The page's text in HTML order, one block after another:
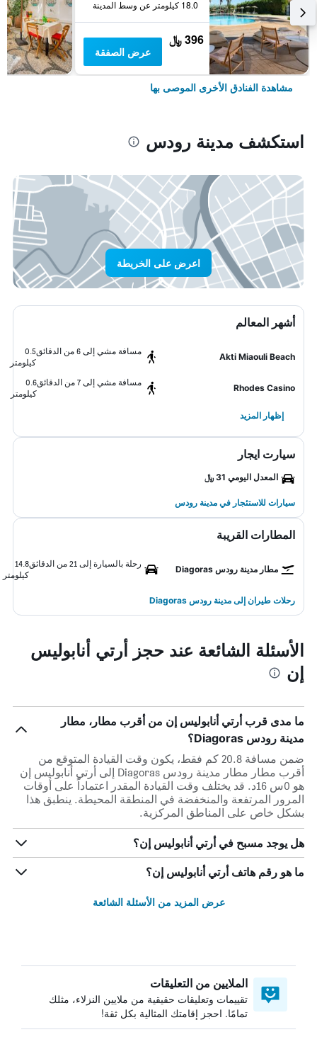
18.0 كيلومتر عن وسط المدينة
396 ﷼
عرض الصفقة
مشاهدة الفنادق الأخرى الموصى بها
استكشف مدينة رودس
اعرض على الخريطة
أشهر المعالم
Akti Miaouli Beach
مسافة مشي إلى 6 من الدقائق
0.5
كيلومتر
Rhodes Casino
مسافة مشي إلى 7 من الدقائق
0.6
كيلومتر
إظهار المزيد
سيارت ايجار
المعدل اليومي 31 ﷼
سيارات للاستئجار في مدينة رودس
المطارات القريبة
مطار مدينة رودس Diagoras
رحلة بالسيارة إلى 21 من الدقائق
14.8
كيلومتر
رحلات طيران إلى مدينة رودس Diagoras
الأسئلة الشائعة عند حجز أرتي أنابوليس
إن
ما مدى قرب أرتي أنابوليس إن من أقرب مطار، مطار
مدينة رودس Diagoras؟
ضمن مسافة 20.8 كم فقط، يكون وقت القيادة المتوقع من
أقرب مطار مطار مدينة رودس Diagoras إلى أرتي أنابوليس إن
هو 0س 16د. قد يختلف وقت القيادة المقدر اعتماداً على أوقات
المرور المرتفعة والمنخفضة في المنطقة المحيطة. ينطبق هذا
بشكل خاص على المناطق المركزية.
هل يوجد مسبح في أرتي أنابوليس إن؟
ما هو رقم هاتف أرتي أنابوليس إن؟
عرض المزيد من الأسئلة الشائعة
الملايين من التعليقات
تقييمات وتعليقات حقيقية من ملايين النزلاء، مثلك
تمامًا. احجز إقامتك المثالية بكل ثقة!